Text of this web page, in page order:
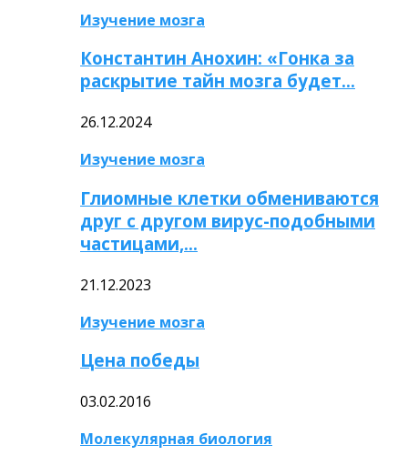
Изучение мозга
Константин Анохин: «Гонка за
раскрытие тайн мозга будет…
26.12.2024
Изучение мозга
Глиомные клетки обмениваются
друг с другом вирус-подобными
частицами,…
21.12.2023
Изучение мозга
Цена победы
03.02.2016
Молекулярная биология